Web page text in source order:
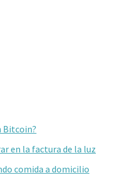
Bitcoin?
en la factura de la luz
comida a domicilio